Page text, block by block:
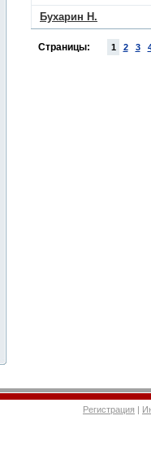
Бухарин Н.
Страницы: 1 2 3
Регистрация |